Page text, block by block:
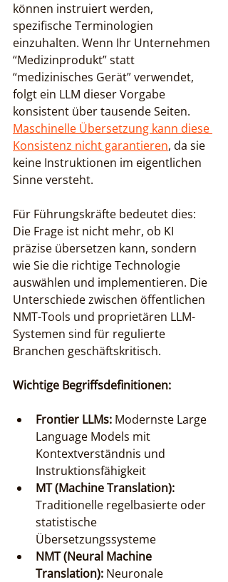
können instruiert werden,
spezifische Terminologien
einzuhalten. Wenn Ihr Unternehmen
“Medizinprodukt” statt
“medizinisches Gerät” verwendet,
folgt ein LLM dieser Vorgabe
konsistent über tausende Seiten.
Maschinelle Übersetzung kann diese
Konsistenz nicht garantieren, da sie
keine Instruktionen im eigentlichen
Sinne versteht.
Für Führungskräfte bedeutet dies:
Die Frage ist nicht mehr, ob KI
präzise übersetzen kann, sondern
wie Sie die richtige Technologie
auswählen und implementieren. Die
Unterschiede zwischen öffentlichen
NMT-Tools und proprietären LLM-
Systemen sind für regulierte
Branchen geschäftskritisch.
Wichtige Begriffsdefinitionen:
Frontier LLMs: Modernste Large
Language Models mit
Kontextverständnis und
Instruktionsfähigkeit
MT (Machine Translation):
Traditionelle regelbasierte oder
statistische
Übersetzungssysteme
NMT (Neural Machine
Translation): Neuronale